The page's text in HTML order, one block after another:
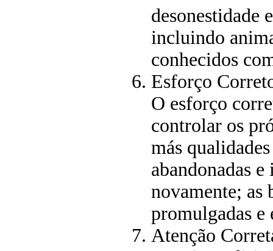
desonestidade
incluindo
conhecidos
Esforço
O esforço
controlar os
más
abandonadas
novamente; as
promulgadas e
Atenção